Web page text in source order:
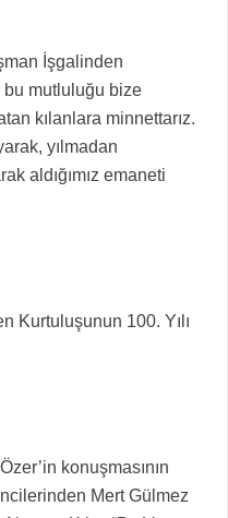
İşgalinden
bu mutluluğu bize
kılanlara minnettarız.
yılmadan
aldığımız emaneti
Kurtuluşunun 100. Yılı
konuşmasının
Mert Gülmez